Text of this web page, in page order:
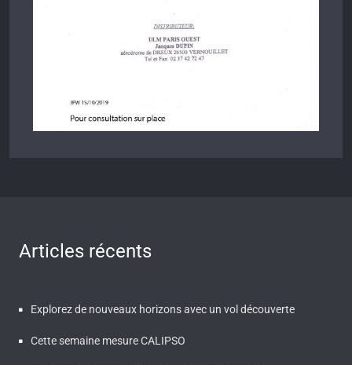
Articles récents
Explorez de nouveaux horizons avec un vol découverte
Cette semaine mesure CALIPSO